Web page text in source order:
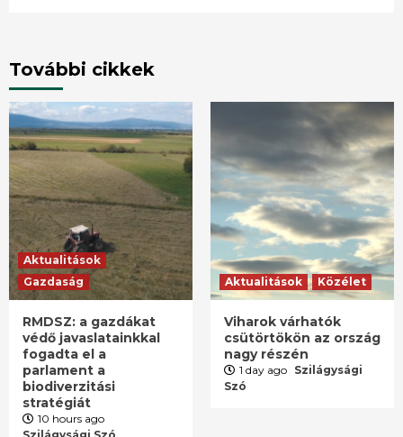
További cikkek
Aktualitások
Gazdaság
RMDSZ: a gazdákat
védő javaslatainkkal
fogadta el a
parlament a
biodiverzitási
stratégiát
10 hours ago
Aktualitások Közélet
Viharok várhatók
csütörtökön az ország
nagy részén
1 day ago Szilágysági
Szó